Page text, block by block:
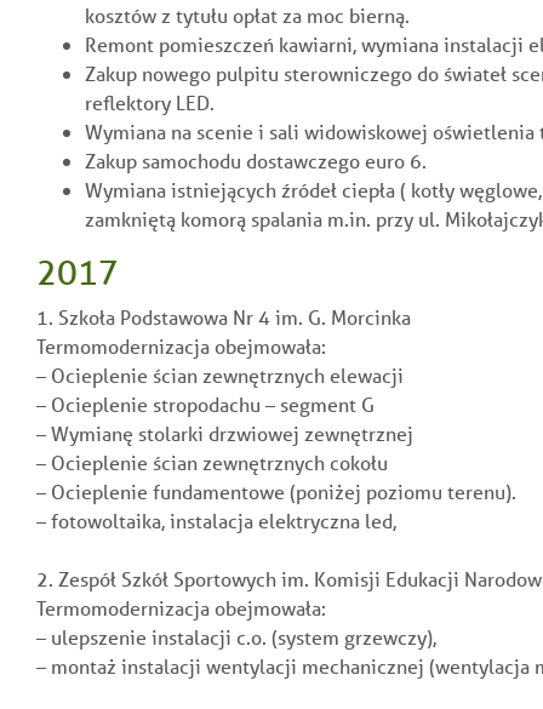
kosztów z tytułu opłat za moc bierną.
Remont pomieszczeń kawiarni, wymiana instalacji
Zakup nowego pulpitu sterowniczego do świateł
reflektory LED.
Wymiana na scenie i sali widowiskowej
Zakup samochodu dostawczego euro 6.
Wymiana istniejących źródeł ciepła ( kotły
zamkniętą komorą spalania m.in. przy ul.
2017
1. Szkoła Podstawowa Nr 4 im. G. Morcinka
Termomodernizacjaobejmowała:
– Ocieplenie ścian zewnętrznych elewacji
– Ocieplenie stropodachu – segment G
– Wymianę stolarki drzwiowej zewnętrznej
– Ocieplenie ścian zewnętrznych cokołu
– Ocieplenie fundamentowe (poniżej poziomu terenu).
– fotowoltaika, instalacja elektryczna led,
2. Zespół Szkół Sportowych im. Komisji Edukacji
Termomodernizacjaobejmowała:
– ulepszenie instalacji c.o. (system grzewczy),
– montaż instalacji wentylacji mechanicznej (wentylacja